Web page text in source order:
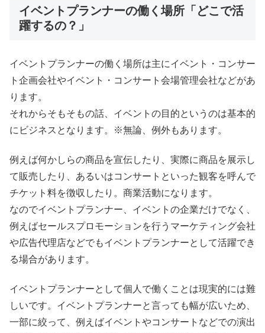
イベントプランナーの働く場所「どこで活
躍するの？」
イベントプランナーの働く場所は主にイベント・コンサー
ト企画会社やイベント・コンサート会場管理会社などがあ
ります。
それからそもそもの話、イベントの目的というのは基本的
にビジネスとなります。※無論、例外もあります。
例えば何かしらの商品を宣伝したり、実際に商品を展示し
て販売したり、あるいはコンサートといった観客を呼んで
チケット料を徴収したり。商業活動になります。
なのでイベントプランナー、イベントの企業だけでなく、
例えばセールスプロモーションを行うマーケティング会社
や広告代理店などでもイベントプランナーとして活躍でき
る場合があります。
イベントプランナーとして個人で働くことは現実的には難
しいです。イベントプランナーと言っても幅が広いため、
一部に絞って、例えばイベントやコンサートなどでの演出